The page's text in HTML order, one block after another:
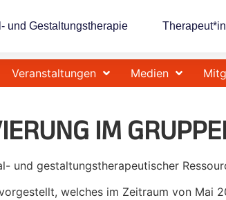
und Gestaltungstherapie
Veranstaltungen Medien
IM
und gestaltungstherapeutischer
welches im Zeitraum von Mai